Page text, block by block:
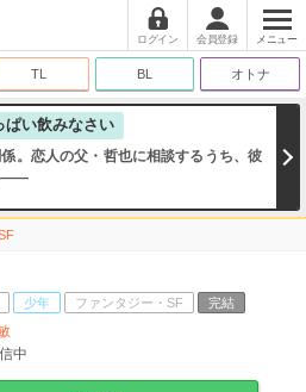
ログイン 会員登録 メニュー
TL BL オトナ
ぱい飲みなさい
。恋人の父・哲也に相談するうち、彼
――
少年 ファンタジー・SF 完結
中